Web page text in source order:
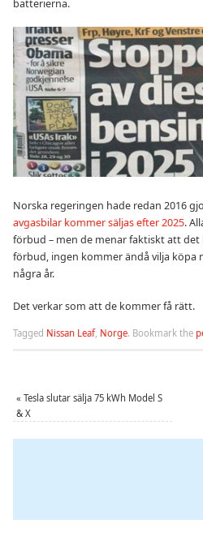
batterierna.
Norska regeringen hade redan 2016
avgasbilar kommer säljas efter 2025.
förbud – men de menar faktiskt att
förbud, ingen kommer ändå vilja köpa
några år.
Det verkar som att de kommer få rätt.
Tagged Nissan Leaf, Norge. Bookmark the
« Tesla slutar sälja 75 kWh Model S
& X